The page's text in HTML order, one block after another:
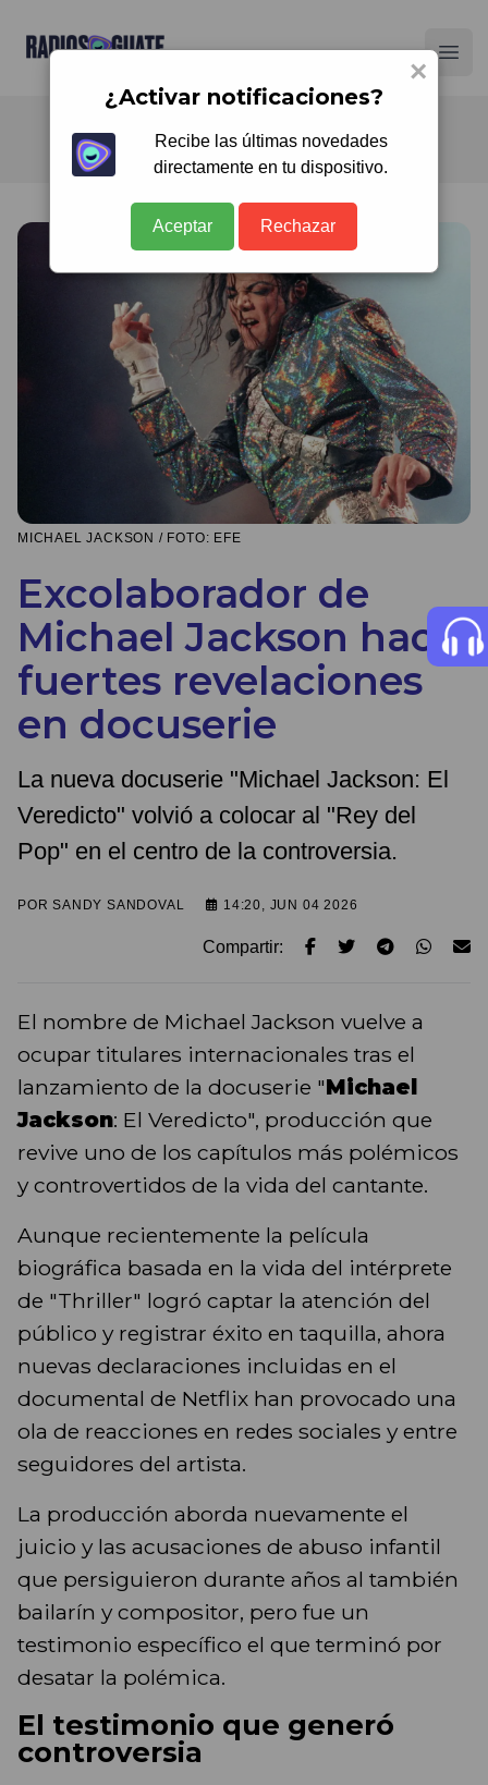
Radios Guate
MICHAEL JACKSON / FOTO: EFE
Excolaborador de
Michael Jackson hace
fuertes revelaciones
en docuserie
La nueva docuserie "Michael Jackson: El
Veredicto" volvió a colocar al "Rey del
Pop" en el centro de la controversia.
PORSANDY SANDOVAL 14:20, JUN 04 2026
Compartir:
El nombre de Michael Jackson vuelve a
ocupar titulares internacionales tras el
lanzamiento de la docuserie "Michael
Jackson: El Veredicto", producción que
revive uno de los capítulos más polémicos
y controvertidos de la vida del cantante.
Aunque recientemente la película
biográfica basada en la vida del intérprete
de "Thriller" logró captar la atención del
público y registrar éxito en taquilla, ahora
nuevas declaraciones incluidas en el
documental de Netflix han provocado una
ola de reacciones en redes sociales y entre
seguidores del artista.
La producción aborda nuevamente el
juicio y las acusaciones de abuso infantil
que persiguieron durante años al también
bailarín y compositor, pero fue un
testimonio específico el que terminó por
desatar la polémica.
El testimonio que generó
controversia
×
¿Activar notificaciones?
Recibe las últimas novedades
directamente en tu dispositivo.
Aceptar Rechazar